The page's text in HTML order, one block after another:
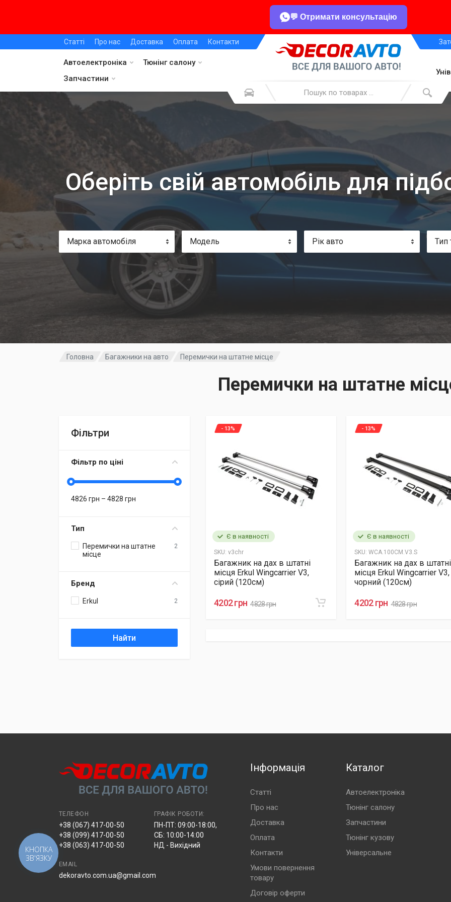
💬 Отримати консультацію
Статті Про нас Доставка Оплата Контакти
Автоелектроніка
Тюнінг салону
Запчастини
Оберіть свій автомобіль для
Марка автомобіля Модель Рік авто Тип
Головна Багажники на авто Перемички на штатне місце
Перемички на штатне
Фільтри
Фільтр по ціні
4826 грн – 4828 грн
Тип
Перемички на штатне
місце
2
Бренд
Erkul 2
Найти
Є в наявності
SKU: v3chr
- 13%
Багажник на дах в штатні
місця Erkul Wingcarrier V3,
сірий (120см)
4202 грн 4828 грн
Є в наявності
SKU: WCA.100CM.V3.S
- 13%
Багажник на дах в штатні
місця Erkul Wingcarrier V3,
чорний (120см)
4202 грн 4828 грн
ТЕЛЕФОН
+38 (067) 417-00-50
+38 (099) 417-00-50
+38 (063) 417-00-50
ГРАФІК РОБОТИ:
ПН-ПТ: 09:00-18:00,
СБ: 10:00-14:00
НД - Вихідний
EMAIL
dekoravto.com.ua@gmail.com
Інформація
Статті
Про нас
Доставка
Оплата
Контакти
Умови повернення
товару
Договір оферти
Каталог
Автоелектроніка
Тюнінг салону
Запчастини
Тюнінг кузову
Універсальне
КНОПКА
ЗВ'ЯЗКУ